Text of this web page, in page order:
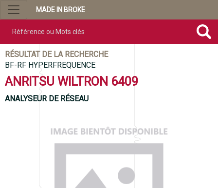
MADE IN BROKE
RÉSULTAT DE LA RECHERCHE
BF-RF HYPERFREQUENCE
ANRITSU WILTRON 6409
ANALYSEUR DE RÉSEAU